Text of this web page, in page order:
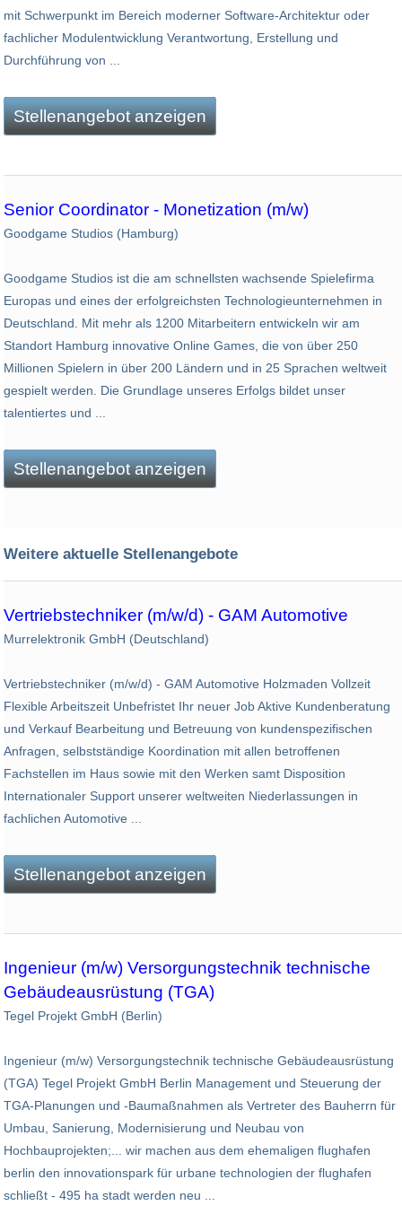
mit Schwerpunkt im Bereich moderner Software-Architektur oder
fachlicher Modulentwicklung Verantwortung, Erstellung und
Durchführung von ...
Stellenangebot anzeigen
Senior Coordinator - Monetization (m/w)
Goodgame Studios (Hamburg)
Goodgame Studios ist die am schnellsten wachsende Spielefirma
Europas und eines der erfolgreichsten Technologieunternehmen in
Deutschland. Mit mehr als 1200 Mitarbeitern entwickeln wir am
Standort Hamburg innovative Online Games, die von über 250
Millionen Spielern in über 200 Ländern und in 25 Sprachen weltweit
gespielt werden. Die Grundlage unseres Erfolgs bildet unser
talentiertes und ...
Stellenangebot anzeigen
Weitere aktuelle Stellenangebote
Vertriebstechniker (m/w/d) - GAM Automotive
Murrelektronik GmbH (Deutschland)
Vertriebstechniker (m/w/d) - GAM Automotive Holzmaden Vollzeit
Flexible Arbeitszeit Unbefristet Ihr neuer Job Aktive Kundenberatung
und Verkauf Bearbeitung und Betreuung von kundenspezifischen
Anfragen, selbstständige Koordination mit allen betroffenen
Fachstellen im Haus sowie mit den Werken samt Disposition
Internationaler Support unserer weltweiten Niederlassungen in
fachlichen Automotive ...
Stellenangebot anzeigen
Ingenieur (m/w) Versorgungstechnik technische
Gebäudeausrüstung (TGA)
Tegel Projekt GmbH (Berlin)
Ingenieur (m/w) Versorgungstechnik technische Gebäudeausrüstung
(TGA) Tegel Projekt GmbH Berlin Management und Steuerung der
TGA-Planungen und -Baumaßnahmen als Vertreter des Bauherrn für
Umbau, Sanierung, Modernisierung und Neubau von
Hochbauprojekten;... wir machen aus dem ehemaligen flughafen
berlin den innovationspark für urbane technologien der flughafen
schließt - 495 ha stadt werden neu ...